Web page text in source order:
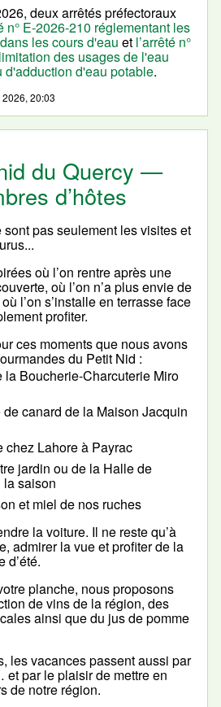
deux arrêtés préfectoraux
n° E-2026-210 réglementant les
les cours d'eau et l’arrêté n°
des usages de l'eau
d'adduction d'eau potable.
20:03
du Quercy —
d’hôtes
pas seulement les visites et
où l’on rentre après une
où l’on n’a plus envie de
l’on s’installe en terrasse face
profiter.
ces moments que nous avons
du Petit Nid :
la Boucherie-Charcuterie Miro
canard de la Maison Jacquin
chez Lahore à Payrac
jardin ou de la Halle de
saison
et miel de nos ruches
la voiture. Il ne reste qu’à
admirer la vue et profiter de la
d’été.
planche, nous proposons
de vins de la région, des
ainsi que du jus de pomme
les vacances passent aussi par
par le plaisir de mettre en
de notre région.